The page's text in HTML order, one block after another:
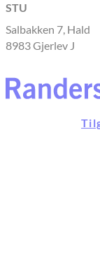
STU
Salbakken 7, Hald
8983 Gjerlev J